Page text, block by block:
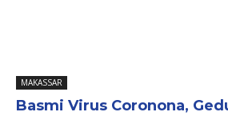
MAKASSAR
Basmi Virus Coronona,